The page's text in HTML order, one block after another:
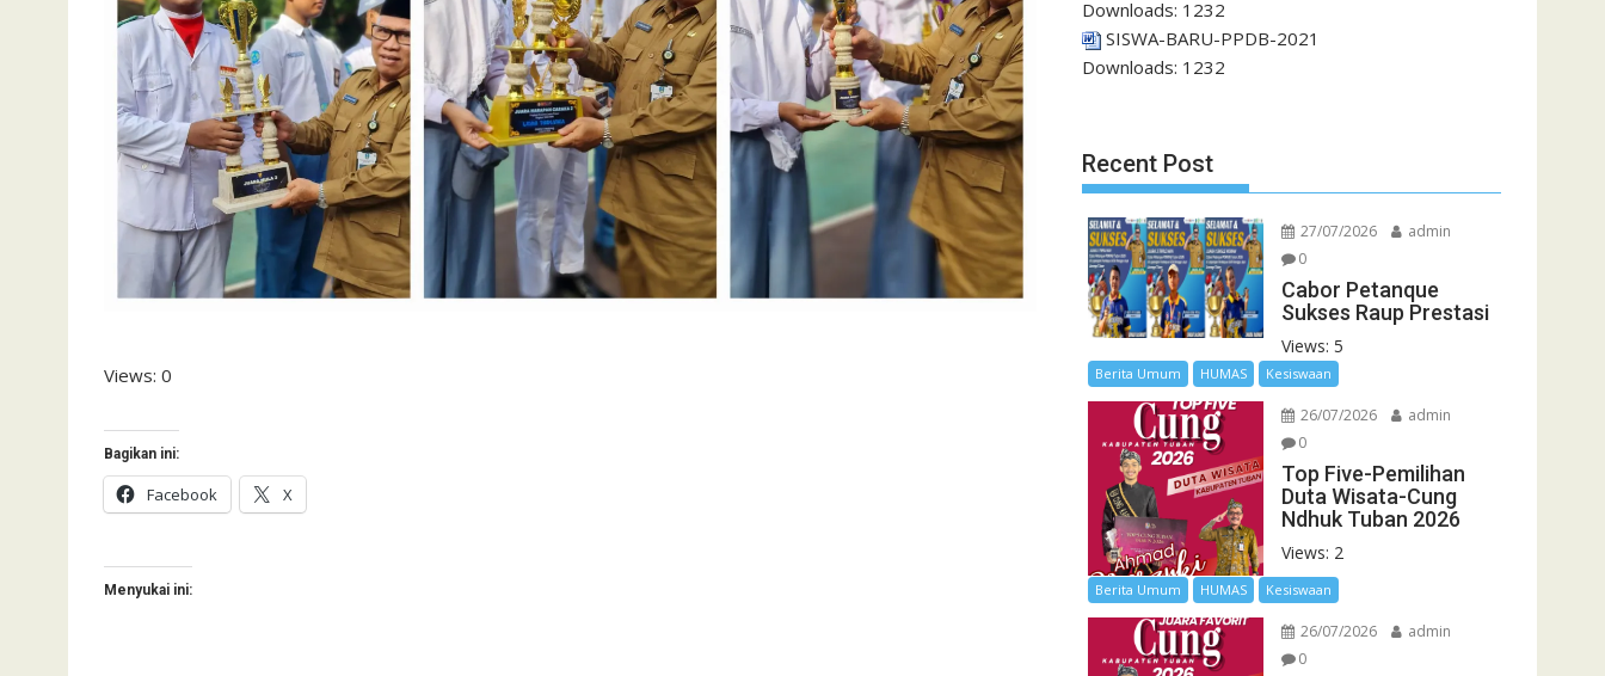
Views: 0
Bagikan ini:
Facebook X
Menyukai ini:
Downloads: 1232
SISWA-BARU-PPDB-2021
Downloads: 1232
Recent Post
27/07/2026
admin
0
Cabor Petanque
Sukses Raup Prestasi
Views: 5
Berita Umum HUMAS Kesiswaan
26/07/2026
admin
0
Top Five-Pemilihan
Duta Wisata-Cung
Ndhuk Tuban 2026
Views: 2
Berita Umum HUMAS Kesiswaan
26/07/2026
admin
0